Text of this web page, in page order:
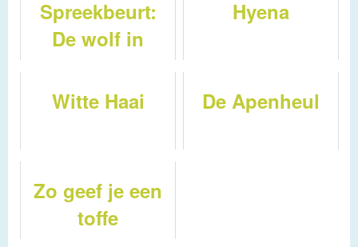
Spreekbeurt:
De wolf in
Hyena
Witte Haai De Apenheul
Zo geef je een
toffe